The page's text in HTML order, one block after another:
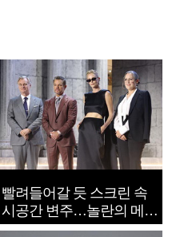
빨려들어갈 듯 스크린 속
시공간 변주…놀란의 메시
지는 ‘전쟁 속죄’